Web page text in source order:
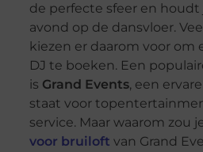
de perfecte sfeer en
avond op de dansvloer.
kiezen er daarom voor om
DJ te boeken. Een
is Grand Events, een
staat voor
service. Maar waarom zou
voor bruiloft van Grand